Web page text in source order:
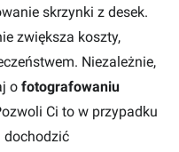
skrzynki z desek.
zwiększa koszty,
Niezależnie,
o fotografowaniu
Ci to w przypadku
dochodzić